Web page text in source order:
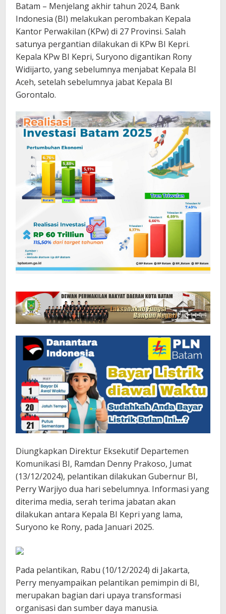
Batam – Menjelang akhir tahun 2024, Bank
Indonesia (BI) melakukan perombakan Kepala
Kantor Perwakilan (KPw) di 27 Provinsi. Salah
satunya pergantian dilakukan di KPw BI Kepri.
Kepala KPw BI Kepri, Suryono digantikan Rony
Widijarto, yang sebelumnya menjabat Kepala BI
Aceh, setelah sebelumnya jabat Kepala BI
Gorontalo.
Diungkapkan Direktur Eksekutif Departemen
Komunikasi BI, Ramdan Denny Prakoso, Jumat
(13/12/2024), pelantikan dilakukan Gubernur BI,
Perry Warjiyo dua hari sebelumnya. Informasi yang
diterima media, serah terima jabatan akan
dilakukan antara Kepala BI Kepri yang lama,
Suryono ke Rony, pada Januari 2025.
Pada pelantikan, Rabu (10/12/2024) di Jakarta,
Perry menyampaikan pelantikan pemimpin di BI,
merupakan bagian dari upaya transformasi
organisasi dan sumber daya manusia.